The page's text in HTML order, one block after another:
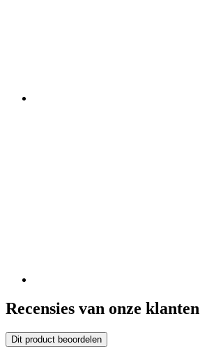
Recensies van onze klanten
Dit product beoordelen